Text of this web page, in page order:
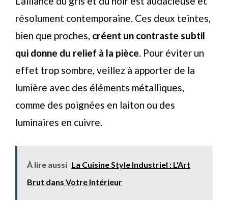
résolument contemporaine. Ces deux teintes,
bien que proches, créent un contraste subtil
qui donne du relief à la pièce. Pour éviter un
effet trop sombre, veillez à apporter de la
lumière avec des éléments métalliques,
comme des poignées en laiton ou des
luminaires en cuivre.
À lire aussi La Cuisine Style Industriel : L'Art
Brut dans Votre Intérieur